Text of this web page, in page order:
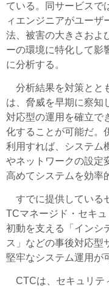
ている。同サービスで
ィエンジニアがユーザ
法、被害の大きさおよ
ーの環境に特化して影
に分析する。
分析結果を対策とと
は、脅威を早期に察知
対応型の運用を確立で
化することが可能だ。
利用すれば、システム
やネットワークの設定
高めてシステムを効率
すでに提供している
TCマネージド・セキ
初動を支える「インシ
ス」などの事後対応型
堅牢なシステム運用が
CTCは、セキュリテ